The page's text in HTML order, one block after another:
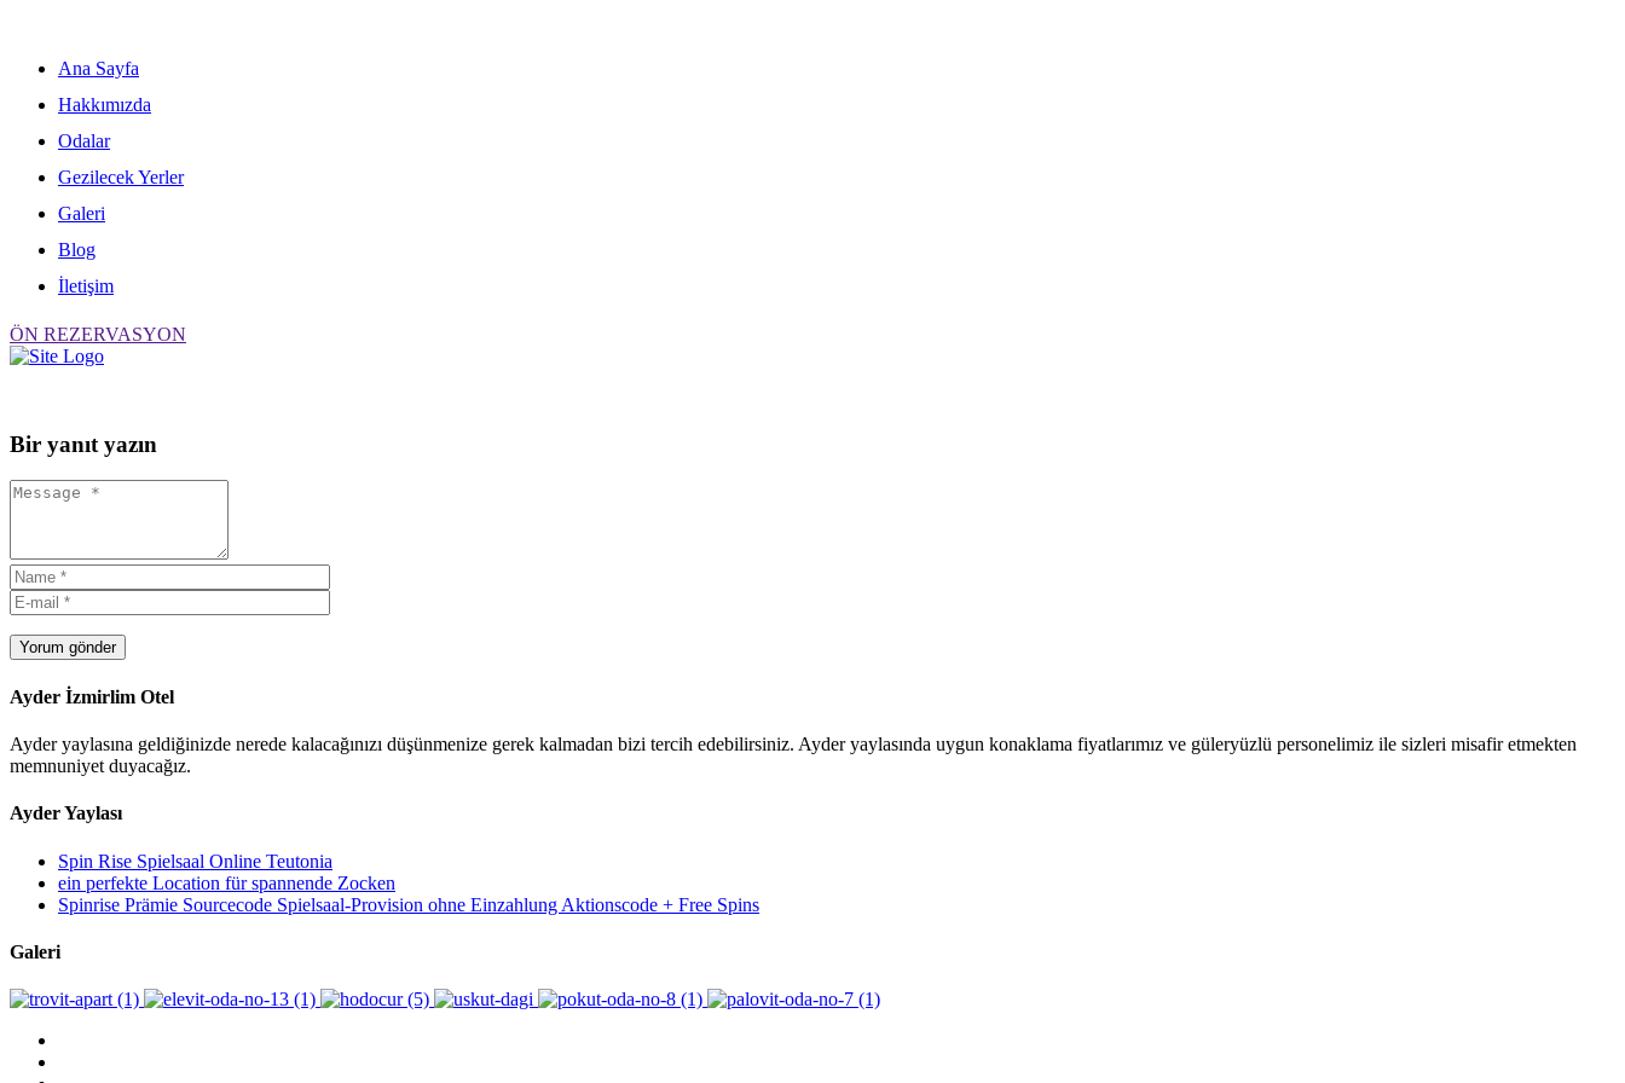
contentAna Sayfa
Hakkımızda
Odalar
Gezilecek Yerler
Galeri
Blog
İletişim
ÖN REZERVASYON
Bir yanıt yazın
Yorum gönder
Ayder İzmirlim Otel
Ayder yaylasına geldiğinizde nerede kalacağınızı düşünmenize gerek kalmadan bizi tercih edebilirsiniz. Ayder yaylasında uygun konaklama fiyatlarımız ve güleryüzlü personelimiz ile sizleri misafir etmekten
memnuniyet duyacağız.
Ayder Yaylası
Spin Rise Spielsaal Online Teutonia
ein perfekte Location für spannende Zocken
Spinrise Prämie Sourcecode Spielsaal-Provision ohne Einzahlung Aktionscode + Free Spins
Galeri